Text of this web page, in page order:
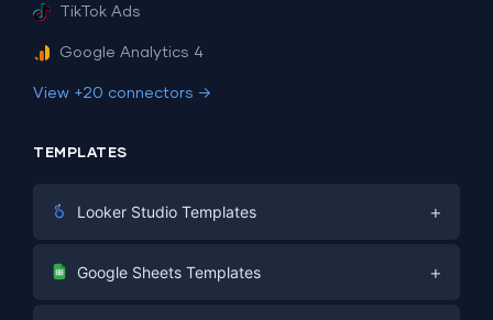
TikTok Ads
Google Analytics 4
View +20 connectors →
TEMPLATES
Looker Studio Templates +
Digital Marketing
Google Sheets Templates +